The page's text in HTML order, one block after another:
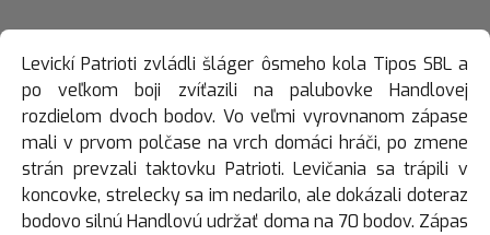
Levickí Patrioti zvládli šláger ôsmeho kola Tipos SBL a
po veľkom boji zvíťazili na palubovke Handlovej
rozdielom dvoch bodov. Vo veľmi vyrovnanom zápase
mali v prvom polčase na vrch domáci hráči, po zmene
strán prevzali taktovku Patrioti. Levičania sa trápili v
koncovke, strelecky sa im nedarilo, ale dokázali doteraz
bodovo silnú Handlovú udržať doma na 70 bodov. Zápas